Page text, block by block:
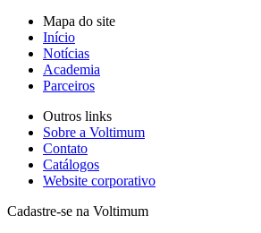
Mapa do site
Início
Notícias
Academia
Parceiros
Outros links
Sobre a Voltimum
Contato
Catálogos
Website corporativo
Cadastre-se na Voltimum